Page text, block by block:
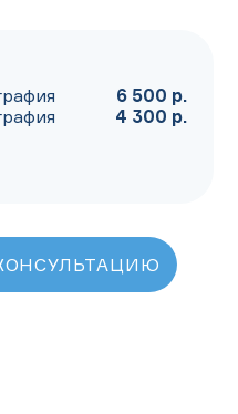
6 500 р.
4 300 р.